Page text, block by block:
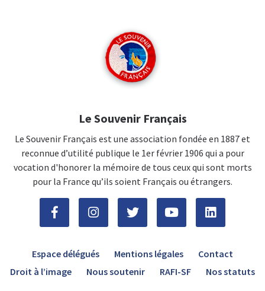
Le Souvenir Français
Le Souvenir Français est une association fondée en 1887 et
reconnue d’utilité publique le 1er février 1906 qui a pour
vocation d'honorer la mémoire de tous ceux qui sont morts
pour la France qu’ils soient Français ou étrangers.
Espace délégués Mentions légales
Contact
Droit à l’image
Nous soutenir RAFI-SF Nos statuts